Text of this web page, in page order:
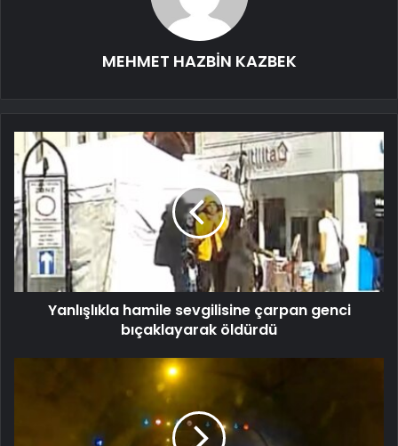
MEHMET HAZBİN KAZBEK
Yanlışlıkla hamile sevgilisine çarpan genci
bıçaklayarak öldürdü